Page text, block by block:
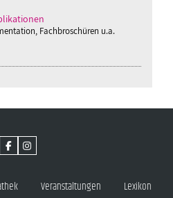
Fachbroschüren u.a.
Veranstaltungen Lexikon